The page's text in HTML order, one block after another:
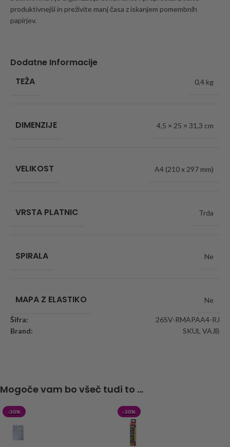
produktivnejši in preživite manj časa z iskanjem pomembnih
papirjev.
Dodatne Informacije
TEŽA
0,4 kg
DIMENZIJE 4,5 × 25 × 31,3 cm
VELIKOST A4 (210 x 297 mm)
VRSTA PLATNIC Trda
SPIRALA Ne
MAPA Z ELASTIKO Ne
Šifra:
26SV-RMAPAA4-RJ
Brand:
SKUL VAJB
Mogoče vam bo všeč tudi to ...
-30% -30%